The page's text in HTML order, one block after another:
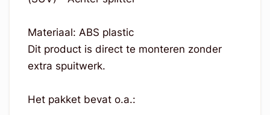
Materiaal: ABS plastic
Dit product is direct te monteren zonder
extra spuitwerk.
Het pakket bevat o.a.: